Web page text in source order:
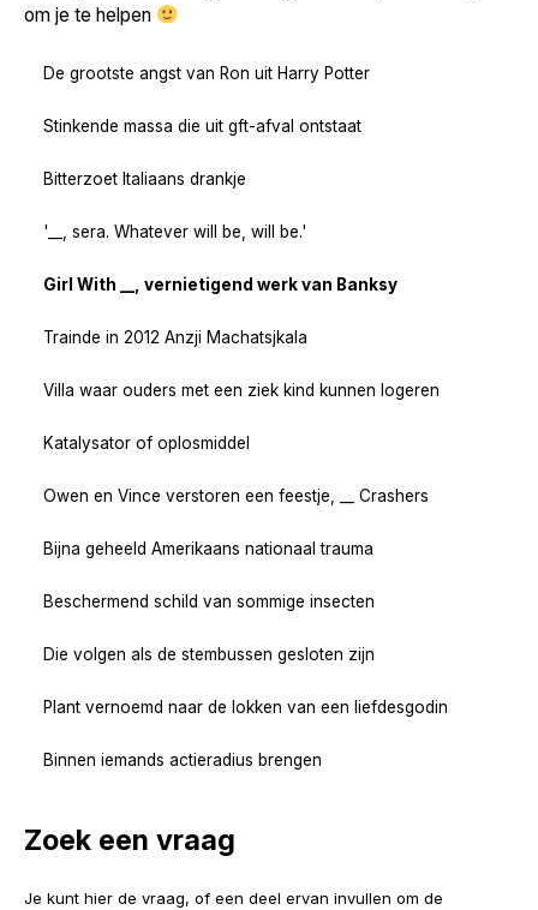
om je te helpen
De grootste angst van Ron uit Harry Potter
Stinkende massa die uit gft-afval ontstaat
Bitterzoet Italiaans drankje
'__, sera. Whatever will be, will be.'
Girl With __, vernietigend werk van Banksy
Trainde in 2012 Anzji Machatsjkala
Villa waar ouders met een ziek kind kunnen logeren
Katalysator of oplosmiddel
Owen en Vince verstoren een feestje, __ Crashers
Bijna geheeld Amerikaans nationaal trauma
Beschermend schild van sommige insecten
Die volgen als de stembussen gesloten zijn
Plant vernoemd naar de lokken van een liefdesgodin
Binnen iemands actieradius brengen
Zoek een vraag
Je kunt hier de vraag, of een deel ervan invullen om de